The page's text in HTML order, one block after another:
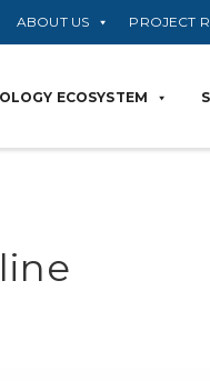
ABOUT US PROJECT
ECOSYSTEM